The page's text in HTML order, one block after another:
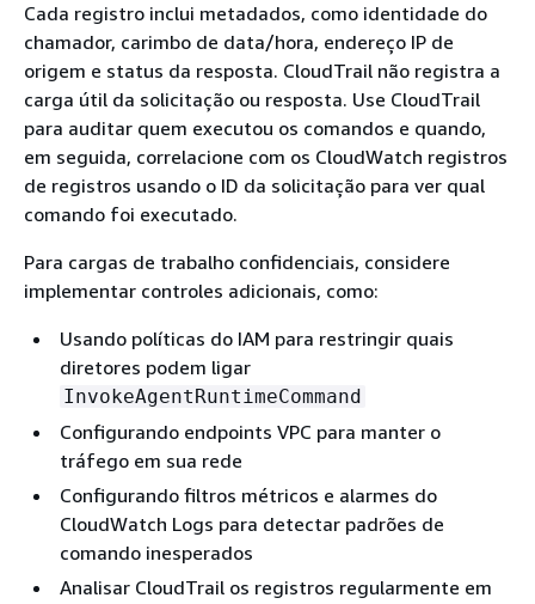
Cada registro inclui metadados, como identidade do
chamador, carimbo de data/hora, endereço IP de
origem e status da resposta. CloudTrail não registra a
carga útil da solicitação ou resposta. Use CloudTrail
para auditar quem executou os comandos e quando,
em seguida, correlacione com os CloudWatch registros
de registros usando o ID da solicitação para ver qual
comando foi executado.
Para cargas de trabalho confidenciais, considere
implementar controles adicionais, como:
Usando políticas do IAM para restringir quais
diretores podem ligar
InvokeAgentRuntimeCommand
Configurando endpoints VPC para manter o
tráfego em sua rede
Configurando filtros métricos e alarmes do
CloudWatch Logs para detectar padrões de
comando inesperados
Analisar CloudTrail os registros regularmente em